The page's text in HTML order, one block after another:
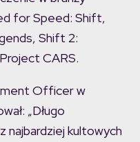
for Speed: Shift,
Shift 2:
CARS.
Officer w
„Długo
najbardziej kultowych